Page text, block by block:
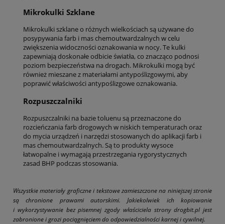
Mikrokulki Szklane
Mikrokulki szklane o różnych wielkościach są używane do
posypywania farb i mas chemoutwardzalnych w celu
zwiększenia widoczności oznakowania w nocy. Te kulki
zapewniają doskonałe odbicie światła, co znacząco podnosi
poziom bezpieczeństwa na drogach. Mikrokulki mogą być
również mieszane z materiałami antypoślizgowymi, aby
poprawić właściwości antypoślizgowe oznakowania.
Rozpuszczalniki
Rozpuszczalniki na bazie toluenu są przeznaczone do
rozcieńczania farb drogowych w niskich temperaturach oraz
do mycia urządzeń i narzędzi stosowanych do aplikacji farb i
mas chemoutwardzalnych. Są to produkty wysoce
łatwopalne i wymagają przestrzegania rygorystycznych
zasad BHP podczas stosowania.
Wszystkie materiały graficzne i tekstowe zamieszczone na niniejszej stronie
są chronione prawami autorskimi. Jakiekolwiek ich kopiowanie
i wykorzystywanie bez pisemnej zgody właściciela strony drogbit.pl jest
zabronione i grozi pociągnięciem do odpowiedzialności karnej i cywilnej.